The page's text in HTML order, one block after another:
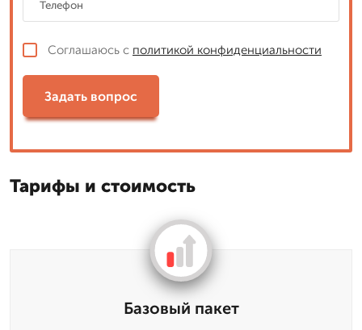
Соглашаюсь с политикой конфиденциальности
Задать вопрос
Тарифы и стоимость
Базовый пакет